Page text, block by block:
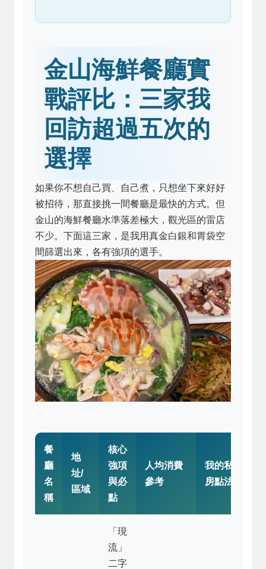
金山海鮮餐廳實
戰評比：三家我
回訪超過五次的
選擇
如果你不想自己買、自己煮，只想坐下來好好
被招待，那直接挑一間餐廳是最快的方式。但
金山的海鮮餐廳水準落差極大，觀光區的雷店
不少。下面這三家，是我用真金白銀和胃袋空
間篩選出來，各有強項的選手。
餐
廳
名
稱
地
址/
區域
核心
強項
與必
點
人均消費
參考
我的私
房點法
「現
流」
二字